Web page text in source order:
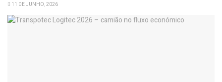
11 DE JUNHO, 2026